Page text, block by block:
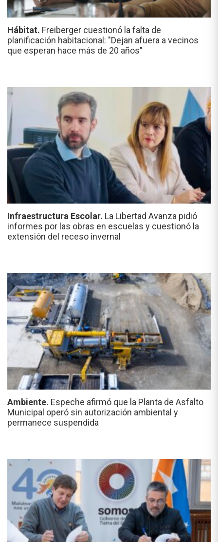
Hábitat. Freiberger cuestionó la falta de
planificación habitacional: "Dejan afuera a vecinos
que esperan hace más de 20 años"
Infraestructura Escolar. La Libertad Avanza pidió
informes por las obras en escuelas y cuestionó la
extensión del receso invernal
Ambiente. Espeche afirmó que la Planta de Asfalto
Municipal operó sin autorización ambiental y
permanece suspendida